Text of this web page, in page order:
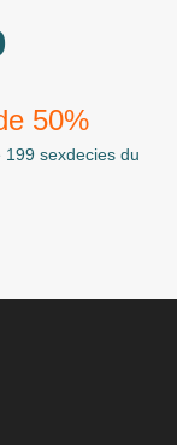
50%
sexdecies du